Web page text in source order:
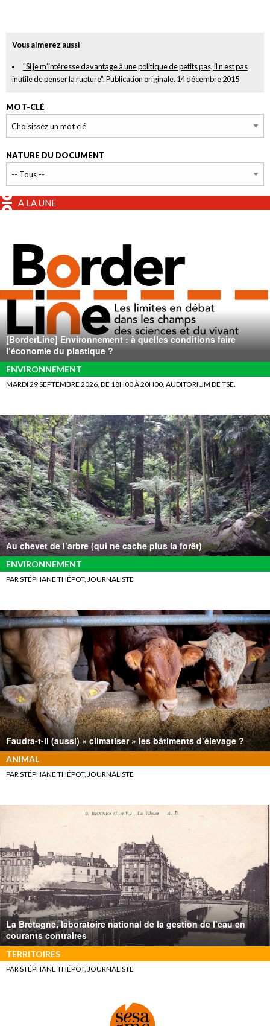
Vous aimerez aussi
"Si je m’intéresse davantage à une politique de petits pas, il n’est pas
inutile de penser la rupture". Publication originale. 14 décembre 2015
MOT-CLÉ
NATURE DU DOCUMENT
A LA UNE
[BorderLine] Environnement : à quelles conditions faire
l’économie du plastique ?
ENVIRONNEMENT
MARDI 29 SEPTEMBRE 2026, DE 18H00 À 20H00, AUDITORIUM DE TSE.
Au chevet de l’arbre (qui ne cache plus la forêt)
ENVIRONNEMENT
PAR STÉPHANE THÉPOT, JOURNALISTE
Faudra-t-il (aussi) « climatiser » les bâtiments d’élevage ?
ANIMAL
PAR STÉPHANE THÉPOT, JOURNALISTE
La Bretagne, laboratoire national de la gestion de l’eau en
courants contraires
TERRITOIRES
PAR STÉPHANE THÉPOT, JOURNALISTE